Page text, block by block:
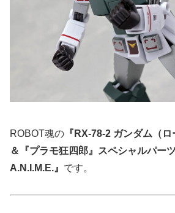
ROBOT魂の 『RX-78-2 ガンダム（ロ
＆『プラモ狂四郎』スペシャルパー
A.N.I.M.E.』 です。